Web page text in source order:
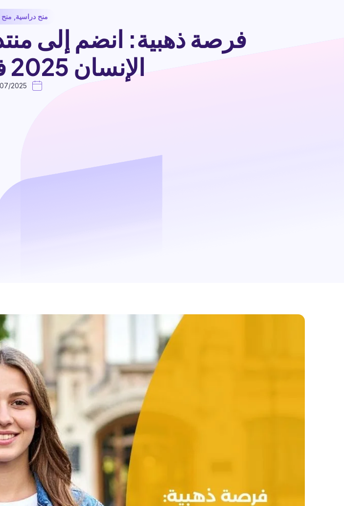
منح دراسية
فرصة ذهبية: انضم إلى
الإنسان 2025 في بودابست
2025